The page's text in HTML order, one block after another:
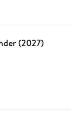
(2027)